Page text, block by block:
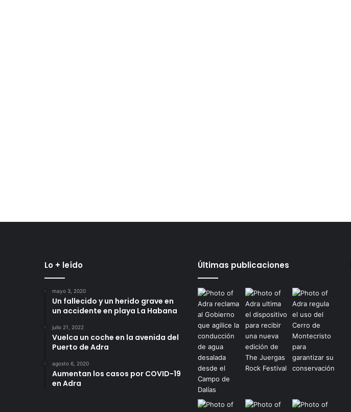
Lo + leído
mayo 3, 2020
Un fallecido y un herido grave en
un accidente en playa La Habana
julio 21, 2022
Vuelca un coche en la avenida del
Puerto de Adra
agosto 6, 2020
Aumentan los casos por COVID-19
en Adra
Últimas publicaciones